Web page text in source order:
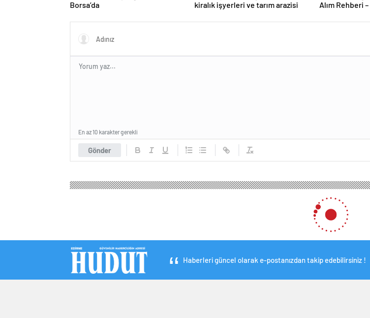
Borsa’da
kiralık işyerleri ve tarım arazisi
Alım Rehberi
Gönder
En az 10 karakter gerekli
Haberleri güncel olarak e-postanızdan takip edebilirsiniz !